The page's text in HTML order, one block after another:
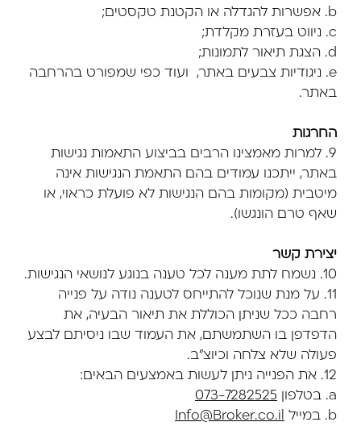
b. אפשרות להגדלה או הקטנת טקסטים;
c. ניווט בעזרת מקלדת;
d. הצגת תיאור לתמונות;
e. ניגודיות צבעים באתר, ועוד כפי שמפורט בהרחבה
באתר.
החרגות
9. למרות מאמצינו הרבים בביצוע התאמות נגישות
באתר, ייתכנו עמודים בהם התאמת הנגישות אינה
מיטבית (מקומות בהם הנגישות לא פועלת כראוי, או
שאף טרם הונגשו).
יצירת קשר
10. נשמח לתת מענה לכל טענה בנוגע לנושאי הנגישות.
11. על מנת שנוכל להתייחס לטענה נודה על פנייה
רחבה ככל שניתן הכוללת את תיאור הבעיה, את
הדפדפן בו השתמשתם, את העמוד שבו ניסיתם לבצע
פעולה שלא צלחה וכיוצ"ב.
12. את הפנייה ניתן לעשות באמצעים הבאים:
a. בטלפון
073-7282525
b. במייל
Info@Broker.co.il